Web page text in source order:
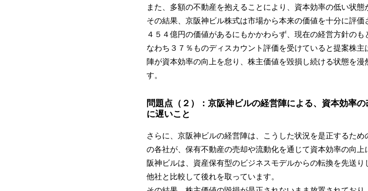
また、多額の不動産を抱えることにより、資本効率の低い状態
その結果、京阪神ビル株式は市場から本来の価値を十分に評価
４５４億円の価値があるにもかかわらず、現在の経営方針の
なわち３７％ものディスカウント評価を受けていると提案株
陣が資本効率の向上を怠り、株主価値を毀損し続ける状態を
す。
問題点（２）：京阪神ビルの経営陣による、資本効率
に遅いこと
さらに、京阪神ビルの経営陣は、こうした状況を是正するた
の各社が、保有不動産の売却や流動化を通じて資本効率の向
阪神ビルは、資産保有型のビジネスモデルからの転換を先送
他社と比較して後れを取っています。